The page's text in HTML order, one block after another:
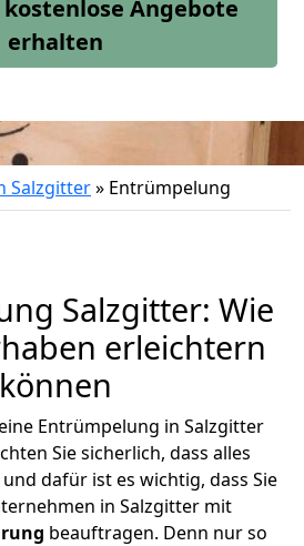
Angebote
erhalten
Salzgitter» Entrümpelung
Salzgitter: Wie
erleichtern
können
Entrümpelung in Salzgitter
Sie sicherlich, dass alles
dafür ist es wichtig, dass Sie
in Salzgitter mit
beauftragen. Denn nur so